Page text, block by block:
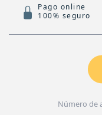
Pago online
100% seguro
Número de